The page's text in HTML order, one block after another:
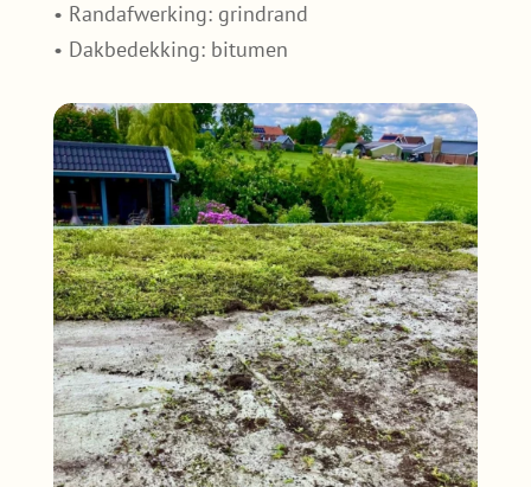
• Randafwerking: grindrand
• Dakbedekking: bitumen